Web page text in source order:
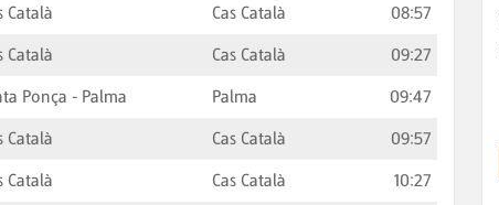
Català Cas Català
08:57
Català Cas Català
09:27
Ponça - Palma Palma
09:47
Català Cas Català
09:57
Català Cas Català
10:27